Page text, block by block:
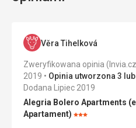
Natura
Parki /
Ogrody /
Rezerwaty
Věra Tihelková
Zweryfikowana opinia
2019
Opinia utworzona 3
Dodana Lipiec 2019
Alegria Bolero Apartments
Apartament) Ocena: